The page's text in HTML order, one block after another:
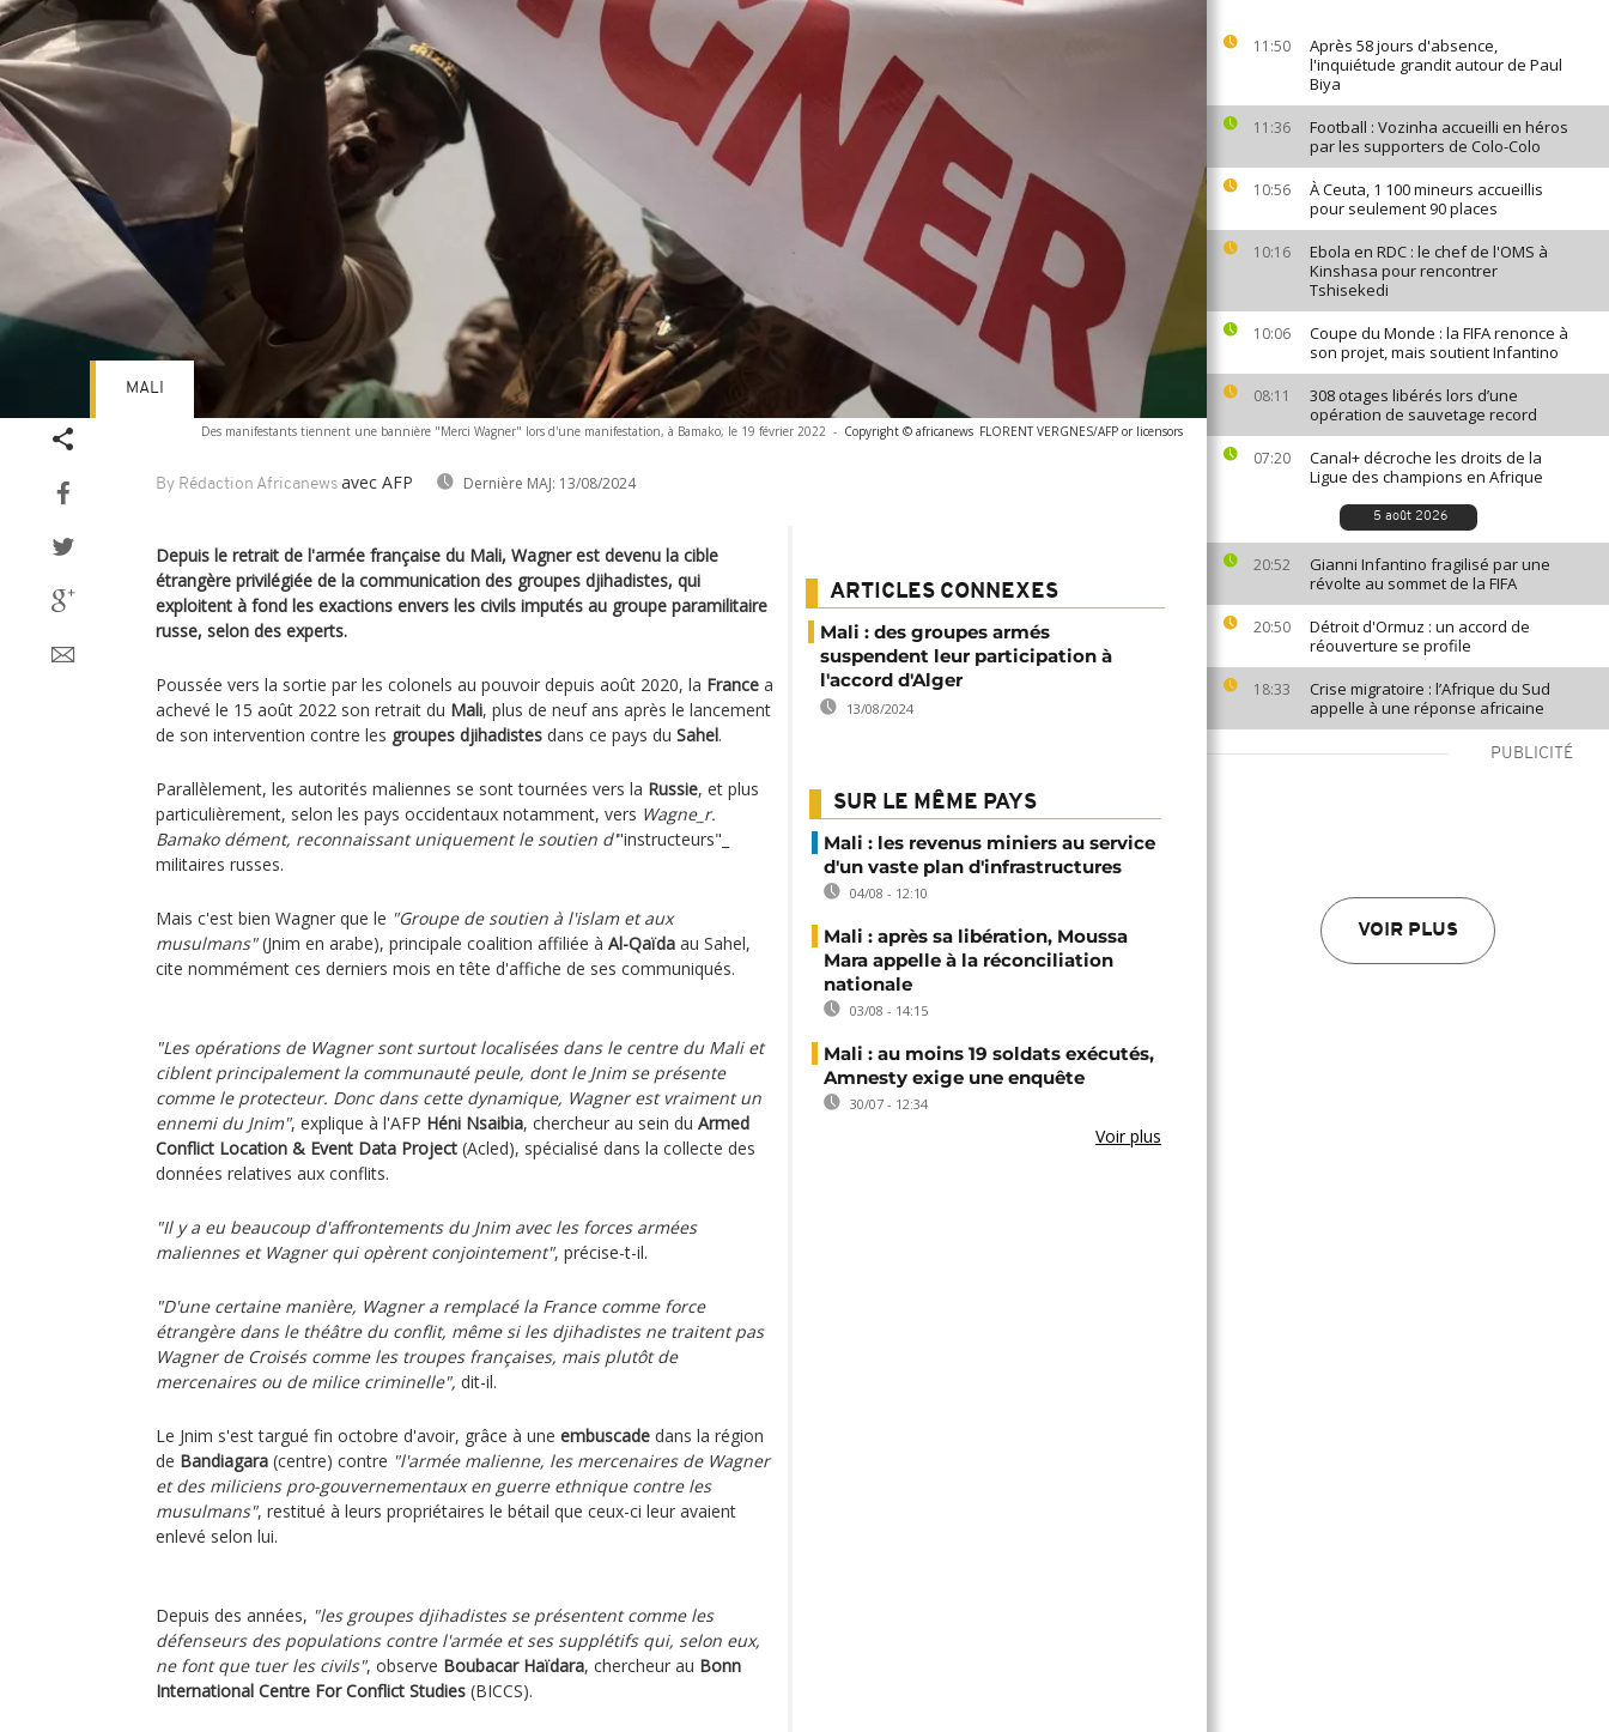
11:50
Après 58 jours d'absence,
l'inquiétude grandit autour de Paul
Biya
11:36
Football : Vozinha accueilli en héros
par les supporters de Colo-Colo
10:56
À Ceuta, 1 100 mineurs accueillis
pour seulement 90 places
10:16
Ebola en RDC : le chef de l'OMS à
Kinshasa pour rencontrer
Tshisekedi
10:06
Coupe du Monde : la FIFA renonce à
son projet, mais soutient Infantino
08:11
308 otages libérés lors d’une
opération de sauvetage record
07:20
Canal+ décroche les droits de la
Ligue des champions en Afrique
5 août 2026
20:52
Gianni Infantino fragilisé par une
révolte au sommet de la FIFA
20:50
Détroit d'Ormuz : un accord de
réouverture se profile
18:33
Crise migratoire : l’Afrique du Sud
appelle à une réponse africaine
PUBLICITÉ
VOIR PLUS
Des manifestants tiennent une bannière "Merci Wagner" lors d'une manifestation, à Bamako, le 19 février 2022 - Copyright © africanews FLORENT VERGNES/AFP or licensors
By Rédaction Africanews avec AFP Dernière MAJ: 13/08/2024
MALI
Depuis le retrait de l'armée française du Mali, Wagner est devenu la cible
étrangère privilégiée de la communication des groupes djihadistes, qui
exploitent à fond les exactions envers les civils imputés au groupe paramilitaire
russe, selon des experts.
Poussée vers la sortie par les colonels au pouvoir depuis août 2020, la France a
achevé le 15 août 2022 son retrait du Mali, plus de neuf ans après le lancement
de son intervention contre les groupes djihadistes dans ce pays du Sahel.
Parallèlement, les autorités maliennes se sont tournées vers la Russie, et plus
particulièrement, selon les pays occidentaux notamment, vers Wagne_r.
Bamako dément, reconnaissant uniquement le soutien d'"instructeurs"_
militaires russes.
Mais c'est bien Wagner que le "Groupe de soutien à l'islam et aux
musulmans"(Jnim en arabe), principale coalition affiliée à Al-Qaïda au Sahel,
cite nommément ces derniers mois en tête d'affiche de ses communiqués.
"Les opérations de Wagner sont surtout localisées dans le centre du Mali et
ciblent principalement la communauté peule, dont le Jnim se présente
comme le protecteur. Donc dans cette dynamique, Wagner est vraiment un
ennemi du Jnim", explique à l'AFP Héni Nsaibia, chercheur au sein du Armed
Conflict Location & Event Data Project (Acled), spécialisé dans la collecte des
données relatives aux conflits.
"Il y a eu beaucoup d'affrontements du Jnim avec les forces armées
maliennes et Wagner qui opèrent conjointement", précise-t-il.
"D'une certaine manière, Wagner a remplacé la France comme force
étrangère dans le théâtre du conflit, même si les djihadistes ne traitent pas
Wagner de Croisés comme les troupes françaises, mais plutôt de
mercenaires ou de milice criminelle", dit-il.
Le Jnim s'est targué fin octobre d'avoir, grâce à une embuscade dans la région
de Bandiagara (centre) contre "l'armée malienne, les mercenaires de Wagner
et des miliciens pro-gouvernementaux en guerre ethnique contre les
musulmans", restitué à leurs propriétaires le bétail que ceux-ci leur avaient
enlevé selon lui.
Depuis des années, "les groupes djihadistes se présentent comme les
défenseurs des populations contre l'armée et ses supplétifs qui, selon eux,
ne font que tuer les civils", observe Boubacar Haïdara, chercheur au Bonn
International Centre For Conflict Studies (BICCS).
ARTICLES CONNEXES
Mali : des groupes armés
suspendent leur participation à
l'accord d'Alger
13/08/2024
SUR LE MÊME PAYS
Mali : les revenus miniers au service
d'un vaste plan d'infrastructures
04/08 - 12:10
Mali : après sa libération, Moussa
Mara appelle à la réconciliation
nationale
03/08 - 14:15
Mali : au moins 19 soldats exécutés,
Amnesty exige une enquête
30/07 - 12:34
Voir plus